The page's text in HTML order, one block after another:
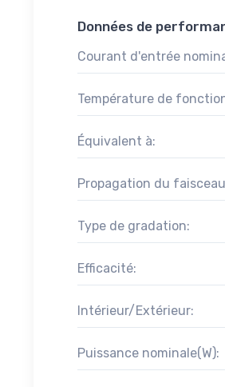
Données de
Courant d'entrée
Température de
Équivalent à:
Propagation du
Type de gradation:
Efficacité:
Intérieur/Extérieur:
Puissance nominale(W):